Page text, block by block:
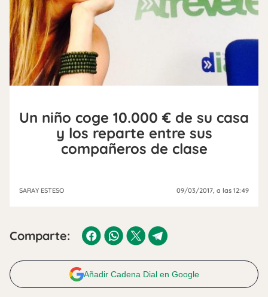
Un niño coge 10.000 € de su casa
y los reparte entre sus
compañeros de clase
SARAY ESTESO 09/03/2017 , a las 12:49
Comparte:
Añadir Cadena Dial en Google